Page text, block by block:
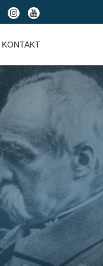
fa-
fa-
KONTAKT